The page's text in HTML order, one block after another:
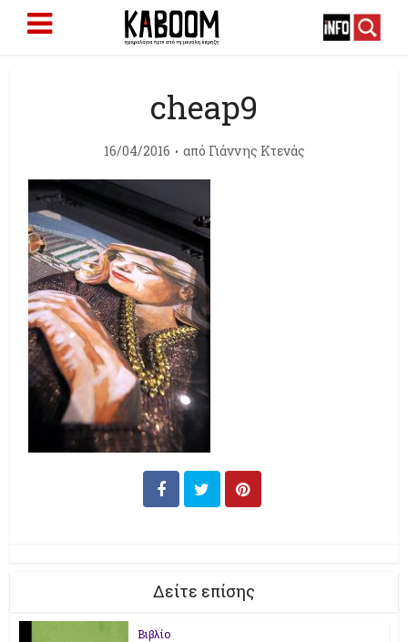
cheap9
16/04/2016 από Γιάννης Κτενάς
Δείτε επίσης
Βιβλίο